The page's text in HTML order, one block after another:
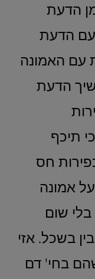
הדעת
עם הדעת
עם האמונה
הדעת
תיכף
חס
אמונה
שום
בשכל. אזי
בחי' דם